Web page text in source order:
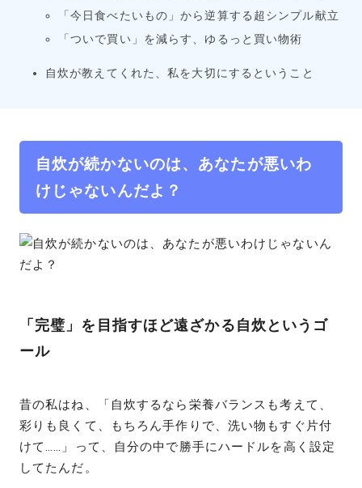
「今日食べたいもの」から逆算する超シンプル献立
「ついで買い」を減らす、ゆるっと買い物術
自炊が教えてくれた、私を大切にするということ
自炊が続かないのは、あなたが悪いわ
けじゃないんだよ？
「完璧」を目指すほど遠ざかる自炊というゴ
ール
昔の私はね、「自炊するなら栄養バランスも考えて、
彩りも良くて、もちろん手作りで、洗い物もすぐ片付
けて……」って、自分の中で勝手にハードルを高く設定
してたんだ。